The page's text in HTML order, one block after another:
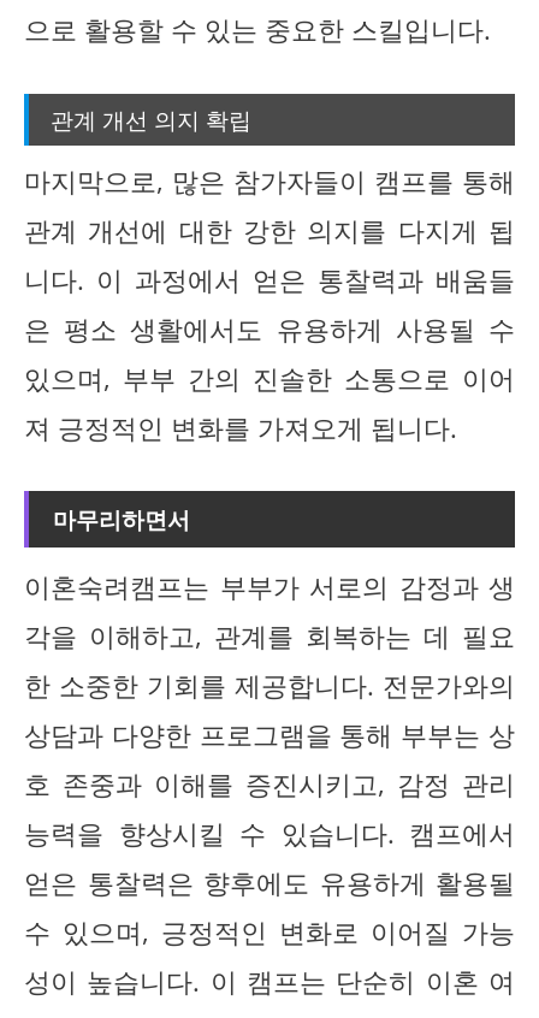
으로 활용할 수 있는 중요한 스킬입니다.
관계 개선 의지 확립
마지막으로, 많은 참가자들이 캠프를 통해
관계 개선에 대한 강한 의지를 다지게 됩
니다. 이 과정에서 얻은 통찰력과 배움들
은 평소 생활에서도 유용하게 사용될 수
있으며, 부부 간의 진솔한 소통으로 이어
져 긍정적인 변화를 가져오게 됩니다.
마무리하면서
이혼숙려캠프는 부부가 서로의 감정과 생
각을 이해하고, 관계를 회복하는 데 필요
한 소중한 기회를 제공합니다. 전문가와의
상담과 다양한 프로그램을 통해 부부는 상
호 존중과 이해를 증진시키고, 감정 관리
능력을 향상시킬 수 있습니다. 캠프에서
얻은 통찰력은 향후에도 유용하게 활용될
수 있으며, 긍정적인 변화로 이어질 가능
성이 높습니다. 이 캠프는 단순히 이혼 여